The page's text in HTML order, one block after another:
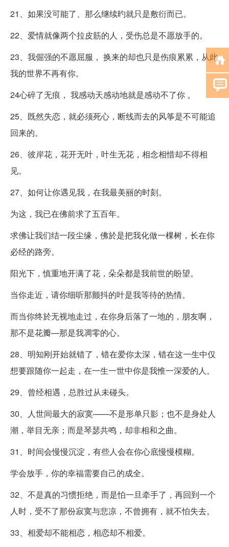
21、如果没可能了、那么继续旳就只是敷衍而已。
22、爱情就像两个拉皮筋的人，受伤总是不愿放手的。
23、我倔强的不愿屈服， 换来的却也只是伤痕累累，从此
我的世界不再有你。
24心碎了无痕， 我感动天感动地就是感动不了你 。
25、既然失恋，就必须死心，断线而去的风筝是不可能追
回来的。
26、彼岸花，花开无叶，叶生无花，相念相惜却不得相
见。
27、如何让你遇见我，在我最美丽的时刻。
为这，我已在佛前求了五百年。
求佛让我们结一段尘缘，佛於是把我化做一棵树，长在你
必经的路旁。
阳光下，慎重地开满了花，朵朵都是我前世的盼望。
当你走近，请你细听那颤抖的叶是我等待的热情。
而当你终於无视地走过，在你身后落了一地的，朋友啊，
那不是花瓣—那是我凋零的心。
28、明知刚开始就错了，错在爱你太深，错在这一生中仅
想要跟随你一起走，在一生一世中你是我惟一深爱的人。
29、曾经相遇，总胜过从未碰头。
30、人世间最大的寂寞——不是形单只影；也不是身处人
潮，举目无亲；而是琴瑟共鸣，却非相和之曲。
31、时间会慢慢沉淀，有些人会在你心底慢慢模糊。
学会放手，你的幸福需要自己的成全。
32、不是真的习惯拒绝，而是怕一旦牵手了，再回到一个
人时，受不了那份寂寞与悲凉，不曾拥有，就不怕失去。
33、相爱却不能相恋，相恋却不相爱。